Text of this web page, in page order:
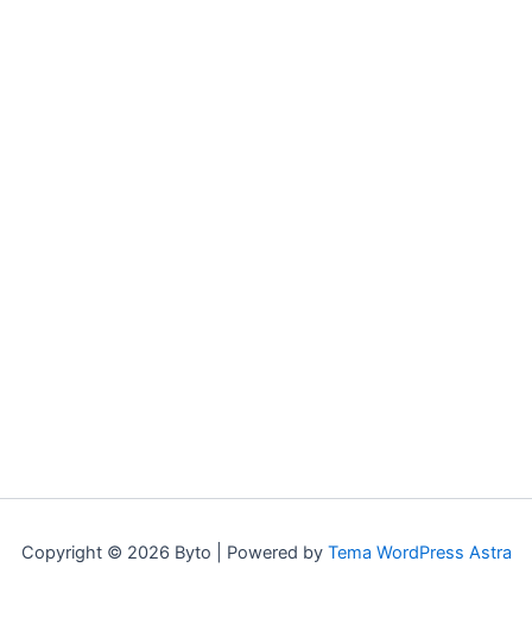
Copyright © 2026 Byto | Powered by Tema WordPress Astra